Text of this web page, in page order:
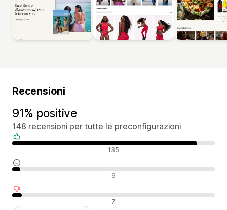
Recensioni
91% positive
148 recensioni per tutte le preconfigurazioni
Recensioni positive 135
Recensioni neutrali 6
Recensioni negative 7